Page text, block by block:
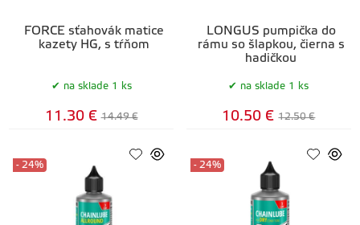
FORCE sťahovák matice
kazety HG, s tŕňom
na sklade 1 ks
11.30 € 14.49 €
LONGUS pumpička do
rámu so šlapkou, čierna s
hadičkou
na sklade 1 ks
10.50 € 12.50 €
- 24% - 24%